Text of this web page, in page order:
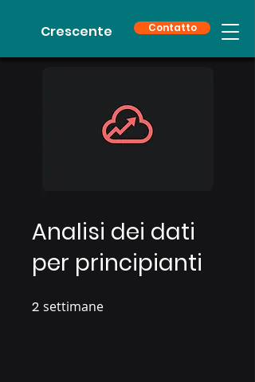
Crescente Contatto
Analisi dei dati
per principianti
2 settimane